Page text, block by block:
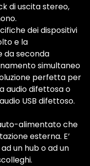
di uscita stereo,
dei dispositivi
e la
da seconda
simultaneo
perfetta per
audio difettosa o
USB difettoso.
alimentato che
esterna. E’
un hub o ad un